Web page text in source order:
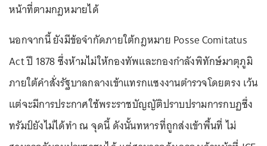
หน้าที่ตามกฎหมายได้
นอกจากนี้ ยังมีข้อจำกัดภายใต้กฎหมาย Posse Comitatus
Act ปี 1878 ซึ่งห้ามไม่ให้กองทัพและกองกำลังพิทักษ์มาตุภูมิ
ภายใต้คำสั่งรัฐบาลกลางเข้าแทรกแซงงานตำรวจโดยตรง เว้น
แต่จะมีการประกาศใช้พระราชบัญญัติปราบปรามการกบฏซึ่ง
ทรัมป์ยังไม่ได้ทำ ณ จุดนี้ ดังนั้นทหารที่ถูกส่งเข้าพื้นที่ ไม่